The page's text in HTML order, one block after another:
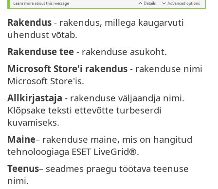
Rakendus - rakendus, millega kaugarvuti
ühendust võtab.
Rakenduse tee - rakenduse asukoht.
Microsoft Store'i rakendus - rakenduse nimi
Microsoft Store'is.
Allkirjastaja - rakenduse väljaandja nimi.
Klõpsake teksti ettevõtte turbeserdi
kuvamiseks.
Maine– rakenduse maine, mis on hangitud
tehnoloogiaga ESET LiveGrid®.
Teenus– seadmes praegu töötava teenuse
nimi.